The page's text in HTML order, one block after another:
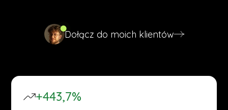
Dołącz do moich klientów
+443,7%